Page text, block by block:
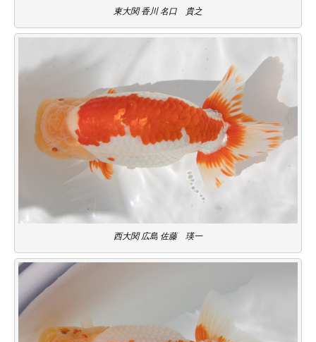
東大関 香川 名口 貴之
西大関 広島 佐藤 瑛一